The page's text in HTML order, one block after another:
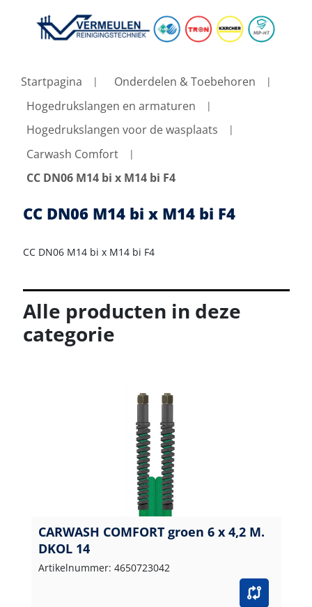
Startpagina
Onderdelen & Toebehoren
Hogedrukslangen en armaturen
Hogedrukslangen voor de wasplaats
Carwash Comfort
CC DN06 M14 bi x M14 bi F4
CC DN06 M14 bi x M14 bi F4
CC DN06 M14 bi x M14 bi F4
Alle producten in deze
categorie
CARWASH COMFORT groen 6 x 4,2 M.
DKOL 14
Artikelnummer: 4650723042